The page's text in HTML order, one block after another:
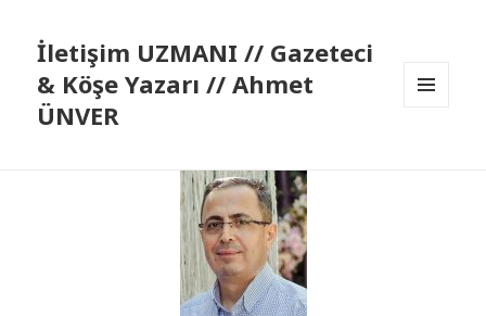
İletişim UZMANI // Gazeteci
& Köşe Yazarı // Ahmet
ÜNVER